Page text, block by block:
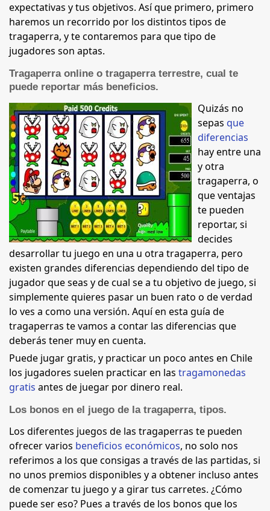
expectativas y tus objetivos. Así que primero, primero
haremos un recorrido por los distintos tipos de
tragaperra, y te contaremos para que tipo de
jugadores son aptas.
Tragaperra online o tragaperra terrestre, cual te
puede reportar más beneficios.
Quizás no
sepas que
diferencias
hay entre una
y otra
tragaperra, o
que ventajas
te pueden
reportar, si
decides
desarrollar tu juego en una u otra tragaperra, pero
existen grandes diferencias dependiendo del tipo de
jugador que seas y de cual se a tu objetivo de juego, si
simplemente quieres pasar un buen rato o de verdad
lo ves a como una versión. Aquí en esta guía de
tragaperras te vamos a contar las diferencias que
deberás tener muy en cuenta.
Puede jugar gratis, y practicar un poco antes en Chile
los jugadores suelen practicar en las tragamonedas
gratis antes de juegar por dinero real.
Los bonos en el juego de la tragaperra, tipos.
Los diferentes juegos de las tragaperras te pueden
ofrecer varios beneficios económicos, no solo nos
referimos a los que consigas a través de las partidas, si
no unos premios disponibles y a obtener incluso antes
de comenzar tu juego y a girar tus carretes. ¿Cómo
puede ser eso? Pues a través de los bonos que los